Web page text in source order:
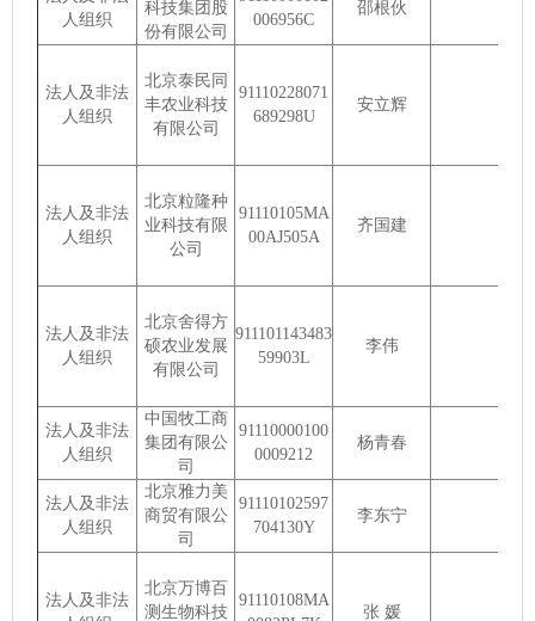
人组织
科技集团股
份有限公司
006956C
邵根伙
法人及非法
人组织
北京泰民同
丰农业科技
有限公司
91110228071
689298U
安立辉
法人及非法
人组织
北京粒隆种
业科技有限
公司
91110105MA
00AJ505A
齐国建
法人及非法
人组织
北京舍得方
硕农业发展
有限公司
911101143483
59903L
李伟
法人及非法
人组织
中国牧工商
集团有限公
司
91110000100
0009212
杨青春
法人及非法
人组织
北京雅力美
商贸有限公
司
91110102597
704130Y
李东宁
法人及非法
北京万博百
测生物科技
91110108MA
张 媛